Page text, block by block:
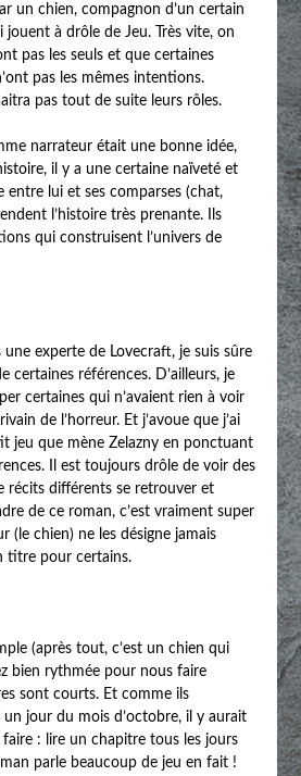
un chien, compagnon d’un certain
jouent à drôle de Jeu. Très vite, on
pas les seuls et que certaines
pas les mêmes intentions.
pas tout de suite leurs rôles.
narrateur était une bonne idée,
il y a une certaine naïveté et
entre lui et ses comparses (chat,
l’histoire très prenante. Ils
qui construisent l’univers de
une experte de Lovecraft, je suis sûre
certaines références. D’ailleurs, je
certaines qui n’avaient rien à voir
de l’horreur. Et j’avoue que j’ai
jeu que mène Zelazny en ponctuant
Il est toujours drôle de voir des
récits différents se retrouver et
de ce roman, c’est vraiment super
(le chien) ne les désigne jamais
titre pour certains.
(après tout, c’est un chien qui
bien rythmée pour nous faire
sont courts. Et comme ils
jour du mois d’octobre, il y aurait
: lire un chapitre tous les jours
parle beaucoup de jeu en fait !